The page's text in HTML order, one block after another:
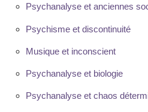
Psychanalyse et anciennes
Psychisme et discontinuité
Musique et inconscient
Psychanalyse et biologie
Psychanalyse et chaos